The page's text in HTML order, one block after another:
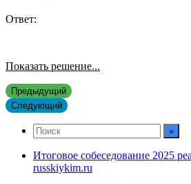
Ответ:
Показать решение...
Предыдущий
Следующий
Итоговое собеседование 2025
russkiykim.ru